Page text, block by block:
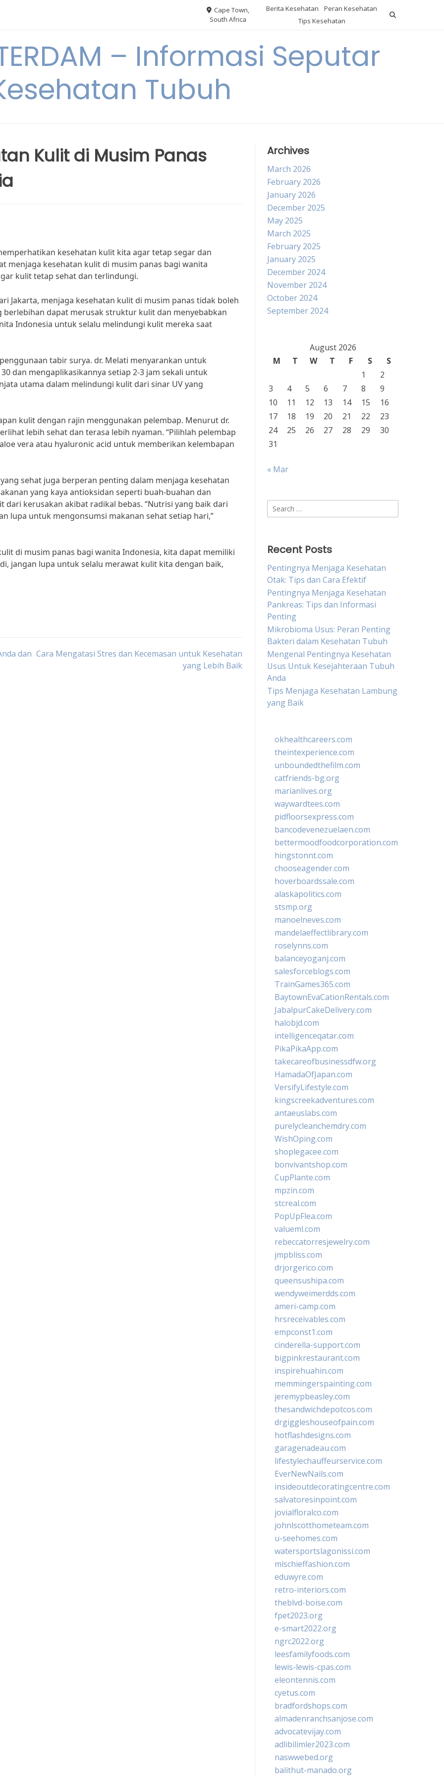
Cape Town,
South Africa
Berita Kesehatan
Peran Kesehatan
Tips Kesehatan
– Informasi Seputar
Tubuh
Kulit di Musim Panas
kesehatan kulit kita agar tetap segar dan
menjaga kesehatan kulit di musim panas bagi wanita
kulit tetap sehat dan terlindungi.
Jakarta, menjaga kesehatan kulit di musim panas tidak boleh
berlebihan dapat merusak struktur kulit dan menyebabkan
Indonesia untuk selalu melindungi kulit mereka saat
tabir surya. dr. Melati menyarankan untuk
dan mengaplikasikannya setiap 2-3 jam sekali untuk
utama dalam melindungi kulit dari sinar UV yang
kulit dengan rajin menggunakan pelembap. Menurut dr.
lebih sehat dan terasa lebih nyaman. “Pilihlah pelembap
vera atau hyaluronic acid untuk memberikan kelembapan
sehat juga berperan penting dalam menjaga kesehatan
yang kaya antioksidan seperti buah-buahan dan
kerusakan akibat radikal bebas. “Nutrisi yang baik dari
lupa untuk mengonsumsi makanan sehat setiap hari,”
di musim panas bagi wanita Indonesia, kita dapat memiliki
jangan lupa untuk selalu merawat kulit kita dengan baik,
dan Cara Mengatasi Stres dan Kecemasan untuk Kesehatan
yang Lebih Baik
Archives
March 2026
February 2026
January 2026
December 2025
May 2025
March 2025
February 2025
January 2025
December 2024
November 2024
October 2024
September 2024
August 2026
M
T W T F S
S
1
2
3
4 5 6 7 8
9
10
11 12 13 14 15
16
17
18 19 20 21 22
23
24
25 26 27 28 29
30
31
« Mar
Search
for:
Recent Posts
Pentingnya Menjaga Kesehatan
Otak: Tips dan Cara Efektif
Pentingnya Menjaga Kesehatan
Pankreas: Tips dan Informasi
Penting
Mikrobioma Usus: Peran Penting
Bakteri dalam Kesehatan Tubuh
Mengenal Pentingnya Kesehatan
Usus Untuk Kesejahteraan Tubuh
Anda
Tips Menjaga Kesehatan Lambung
yang Baik
okhealthcareers.com
theintexperience.com
unboundedthefilm.com
catfriends-bg.org
marianlives.org
waywardtees.com
pidfloorsexpress.com
bancodevenezuelaen.com
bettermoodfoodcorporation.com
hingstonnt.com
chooseagender.com
hoverboardssale.com
alaskapolitics.com
stsmp.org
manoelneves.com
mandelaeffectlibrary.com
roselynns.com
balanceyoganj.com
salesforceblogs.com
TrainGames365.com
BaytownEvaCationRentals.com
JabalpurCakeDelivery.com
halobjd.com
intelligenceqatar.com
PikaPikaApp.com
takecareofbusinessdfw.org
HamadaOfJapan.com
VersifyLifestyle.com
kingscreekadventures.com
antaeuslabs.com
purelycleanchemdry.com
WishOping.com
shoplegacee.com
bonvivantshop.com
CupPlante.com
mpzin.com
stcreal.com
PopUpFlea.com
valueml.com
rebeccatorresjewelry.com
jmpbliss.com
drjorgerico.com
queensushipa.com
wendyweimerdds.com
ameri-camp.com
hrsreceivables.com
empconst1.com
cinderella-support.com
bigpinkrestaurant.com
inspirehuahin.com
memmingerspainting.com
jeremypbeasley.com
thesandwichdepotcos.com
drgiggleshouseofpain.com
hotflashdesigns.com
garagenadeau.com
lifestylechauffeurservice.com
EverNewNails.com
insideoutdecoratingcentre.com
salvatoresinpoint.com
jovialfloralco.com
johnlscotthometeam.com
u-seehomes.com
watersportslagonissi.com
mischieffashion.com
eduwyre.com
retro-interiors.com
theblvd-boise.com
fpet2023.org
e-smart2022.org
ngrc2022.org
leesfamilyfoods.com
lewis-lewis-cpas.com
eleontennis.com
cyetus.com
bradfordshops.com
almadenranchsanjose.com
advocatevijay.com
adlibilimler2023.com
naswwebed.org
balithut-manado.org